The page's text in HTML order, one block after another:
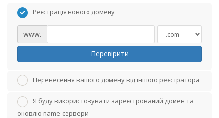
Реєстрація нового домену
www.
Перевірити
Перенесення вашого домену від іншого реєстратора
Я буду використовувати зареєстрований домен та
оновлю name-сервери